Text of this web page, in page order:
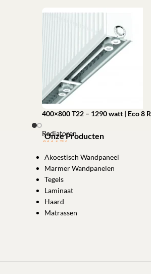
400×800 T22 – 1290 watt | Eco 8
Radiatoren
€114,76
Toevoegen aan winkelwagen
Onze Producten
Akoestisch Wandpaneel
Marmer Wandpanelen
Tegels
Laminaat
Haard
Matrassen